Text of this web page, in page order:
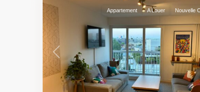
Previous
Appartement A Louer Nouvelle